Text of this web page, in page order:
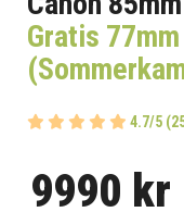
Gratis
4.7/5
9990 kr